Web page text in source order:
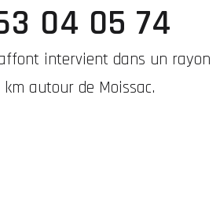
04 05 74
intervient dans un rayon
autour de Moissac.